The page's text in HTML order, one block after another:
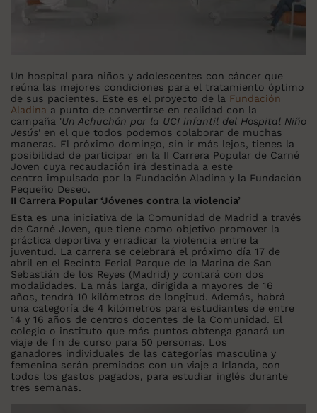
Un hospital para niños y adolescentes con cáncer que
reúna las mejores condiciones para el tratamiento óptimo
de sus pacientes. Este es el proyecto de la Fundación
Aladina a punto de convertirse en realidad con la
campaña 'Un Achuchón por la UCI infantil del Hospital Niño
Jesús' en el que todos podemos colaborar de muchas
maneras. El próximo domingo, sin ir más lejos, tienes la
posibilidad de participar en la II Carrera Popular de Carné
Joven cuya recaudación irá destinada a este
centro impulsado por la Fundación Aladina y la Fundación
Pequeño Deseo.
II Carrera Popular ‘Jóvenes contra la violencia’
Esta es una iniciativa de la Comunidad de Madrid a través
de Carné Joven, que tiene como objetivo promover la
práctica deportiva y erradicar la violencia entre la
juventud. La carrera se celebrará el próximo día 17 de
abril en el Recinto Ferial Parque de la Marina de San
Sebastián de los Reyes (Madrid) y contará con dos
modalidades. La más larga, dirigida a mayores de 16
años, tendrá 10 kilómetros de longitud. Además, habrá
una categoría de 4 kilómetros para estudiantes de entre
14 y 16 años de centros docentes de la Comunidad. El
colegio o instituto que más puntos obtenga ganará un
viaje de fin de curso para 50 personas. Los
ganadores individuales de las categorías masculina y
femenina serán premiados con un viaje a Irlanda, con
todos los gastos pagados, para estudiar inglés durante
tres semanas.